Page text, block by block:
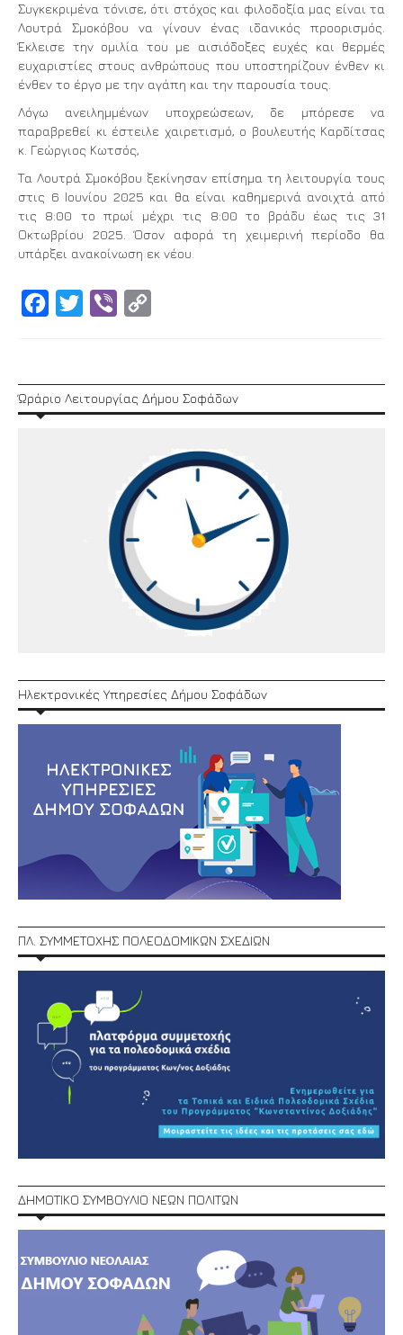
Συγκεκριμένα τόνισε, ότι στόχος και φιλοδοξία μας είναι τα
Λουτρά Σμοκόβου να γίνουν ένας ιδανικός προορισμός.
Έκλεισε την ομιλία του με αισιόδοξες ευχές και θερμές
ευχαριστίες στους ανθρώπους που υποστηρίζουν ένθεν κι
ένθεν το έργο με την αγάπη και την παρουσία τους.
Λόγω ανειλημμένων υποχρεώσεων, δε μπόρεσε να
παραβρεθεί κι έστειλε χαιρετισμό, ο βουλευτής Καρδίτσας
κ. Γεώργιος Κωτσός,
Τα Λουτρά Σμοκόβου ξεκίνησαν επίσημα τη λειτουργία τους
στις 6 Ιουνίου 2025 και θα είναι καθημερινά ανοιχτά από
τις 8:00 το πρωί μέχρι τις 8:00 το βράδυ έως τις 31
Οκτωβρίου 2025. Όσον αφορά τη χειμερινή περίοδο θα
υπάρξει ανακοίνωση εκ νέου.
Facebook
Twitter Viber
Ώράριο Λειτουργίας Δήμου Σοφάδων
Ηλεκτρονικές Υπηρεσίες Δήμου Σοφάδων
ΠΛ. ΣΥΜΜΕΤΟΧΗΣ ΠΟΛΕΟΔΟΜΙΚΩΝ ΣΧΕΔΙΩΝ
ΔΗΜΟΤΙΚΟ ΣΥΜΒΟΥΛΙΟ ΝΕΩΝ ΠΟΛΙΤΩΝ